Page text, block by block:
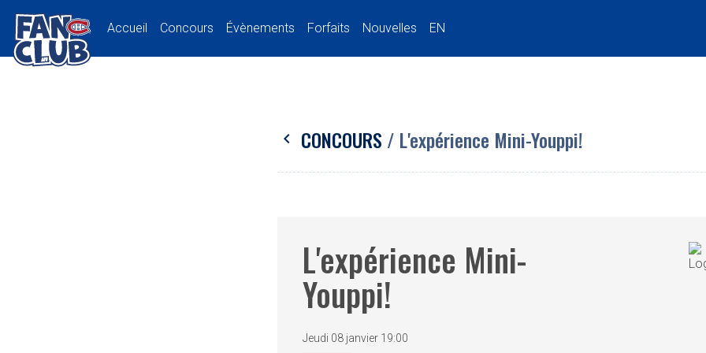
Accueil Concours Évènements Forfaits Nouvelles EN
chevron_left CONCOURS / L'expérience Mini-Youppi!
L'expérience Mini-
Youppi!
Jeudi 08 janvier 19:00